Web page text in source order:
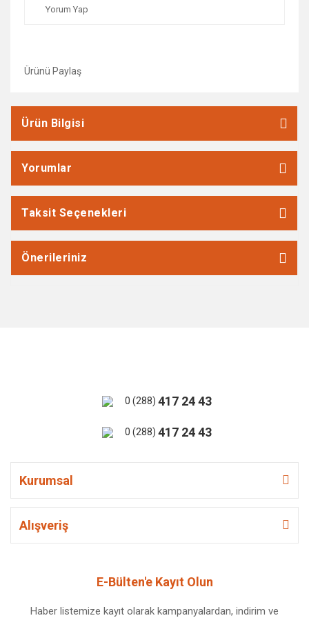
Yorum Yap
Ürünü Paylaş
Ürün Bilgisi
Yorumlar
Taksit Seçenekleri
Önerileriniz
0 (288) 417 24 43
0 (288) 417 24 43
Kurumsal
Alışveriş
E-Bülten'e Kayıt Olun
Haber listemize kayıt olarak kampanyalardan, indirim ve